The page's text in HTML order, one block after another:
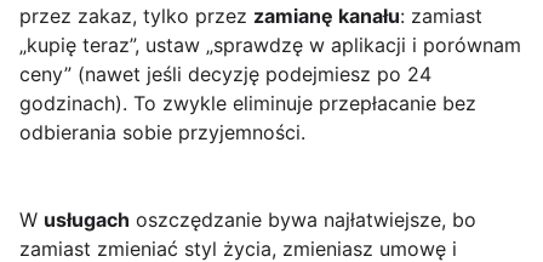
przez zakaz, tylko przez zamianę kanału: zamiast
„kupię teraz”, ustaw „sprawdzę w aplikacji i porównam
ceny” (nawet jeśli decyzję podejmiesz po 24
godzinach). To zwykle eliminuje przepłacanie bez
odbierania sobie przyjemności.
W usługach oszczędzanie bywa najłatwiejsze, bo
zamiast zmieniać styl życia, zmieniasz umowę i